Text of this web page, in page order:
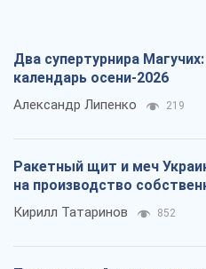
Два супертурнира Магучих:
календарь осени-2026
Александр Липенко 219
Ракетный щит и меч
на производство
Кирилл Татаринов 852